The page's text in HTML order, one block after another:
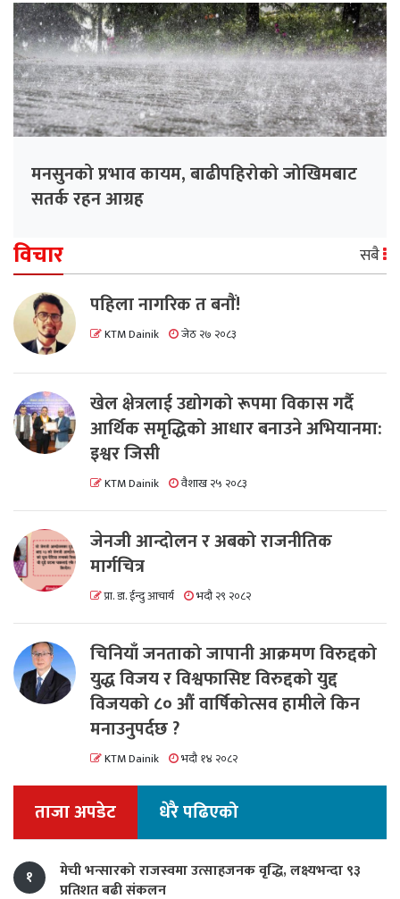
मनसुनको प्रभाव कायम, बाढीपहिरोको जोखिमबाट
सतर्क रहन आग्रह
विचार सबै
पहिला नागरिक त बनाैं!
KTM Dainik जेठ २७ २०८३
खेल क्षेत्रलाई उद्योगको रूपमा विकास गर्दै
आर्थिक समृद्धिको आधार बनाउने अभियानमा:
इश्वर जिसी
KTM Dainik वैशाख २५ २०८३
जेनजी आन्दोलन र अबको राजनीतिक
मार्गचित्र
प्रा. डा. ईन्दु आचार्य भदौ २९ २०८२
चिनियाँ जनताको जापानी आक्रमण विरुद्दको
युद्ध विजय र विश्वफासिष्ट विरुद्दको युद्द
विजयको ८० औं वार्षिकोत्सव हामीले किन
मनाउनुपर्दछ ?
KTM Dainik भदौ १४ २०८२
ताजा अपडेट धेरै पढिएको
१
मेची भन्सारको राजस्वमा उत्साहजनक वृद्धि, लक्ष्यभन्दा ९३
प्रतिशत बढी संकलन